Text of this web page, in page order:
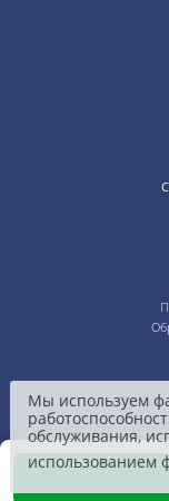
Мы используем
обслуживания,
использованием